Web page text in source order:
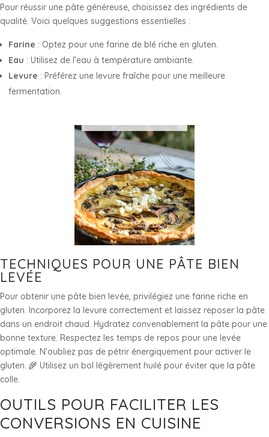
Pour réussir une pâte généreuse, choisissez des ingrédients de
qualité. Voici quelques suggestions essentielles :
Farine : Optez pour une farine de blé riche en gluten.
Eau : Utilisez de l’eau à température ambiante.
Levure : Préférez une levure fraîche pour une meilleure
fermentation.
TECHNIQUES POUR UNE PÂTE BIEN
LEVÉE
Pour obtenir une pâte bien levée, privilégiez une farine riche en
gluten. Incorporez la levure correctement et laissez reposer la pâte
dans un endroit chaud. Hydratez convenablement la pâte pour une
bonne texture. Respectez les temps de repos pour une levée
optimale. N’oubliez pas de pétrir énergiquement pour activer le
gluten. 🌾 Utilisez un bol légèrement huilé pour éviter que la pâte
colle.
OUTILS POUR FACILITER LES
CONVERSIONS EN CUISINE